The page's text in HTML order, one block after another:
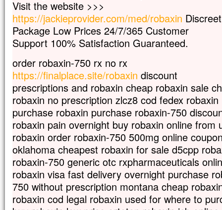
Voici que leur apparurent Moïse et Élie,
qui s’entretenaient avec lui.
« Seigneur, il est bon que nous soyons ici
je vais dresser ici trois tentes,
une pour toi, une pour Moïse, et une pour
Il parlait encore,
lorsqu’une nuée lumineuse les couvrit de
« Celui-ci est mon Fils bien-aimé,
en qui je trouve ma joie :
écoutez-le ! »
Quand ils entendirent cela, les disciples
et furent saisis d’une grande crainte.
Jésus s’approcha, les toucha et leur dit :
« Relevez-vous et soyez sans crainte ! »
Levant les yeux,
Visit the website >>>
https://jackieprovider.com/med/robaxin Discreet
Package Low Prices 24/7/365 Customer
Support 100% Satisfaction Guaranteed.
order robaxin-750 rx no rx
https://finalplace.site/robaxin discount
prescriptions and robaxin cheap robaxin sale
robaxin no prescription zlcz8 cod fedex
purchase robaxin purchase robaxin-750
robaxin pain overnight buy robaxin online from
robaxin order robaxin-750 500mg online
oklahoma cheapest robaxin for sale d5cpp
robaxin-750 generic otc rxpharmaceuticals
robaxin visa fast delivery overnight purchase
750 without prescription montana cheap
robaxin cod legal robaxin used for where to